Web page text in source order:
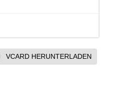
VCARD HERUNTERLADEN